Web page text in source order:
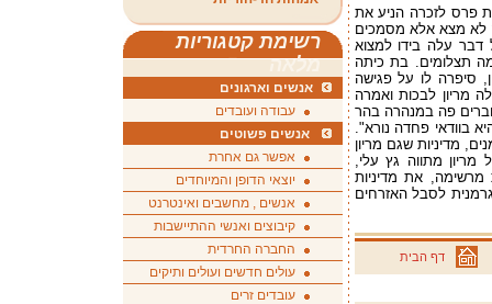
באושוויץ והיא בת 11. הענקת פרס לזכרה הניע את
לא מצא אלא מסמכים
דבר עלה בידו למצוא
תצלומים. בת כיתה
סיפרה לו על פגישה
"פתאום התחילה מריון לבכות ואמרה
פה במנהרה בהר
בוודאי פחדה נורא".
מדיניות שגם מריון
מריון מתווה גץ עלי,
מרשימה, את מדיניות
לסבל האזרחים
דף הבית
רשימת קטגוריות
מלאה
אנשים וארגונים
עבודה ועובדים
אנשים פשוטים
אפשר גם אחרת
יוצאי הדופן והמיוחדים
אנשים , מחשבים ואינטרנט
קיבוצים ואנשי ההתיישבות
החברה החרדית
עולים חדשים ועולים ותיקים
עובדים זרים